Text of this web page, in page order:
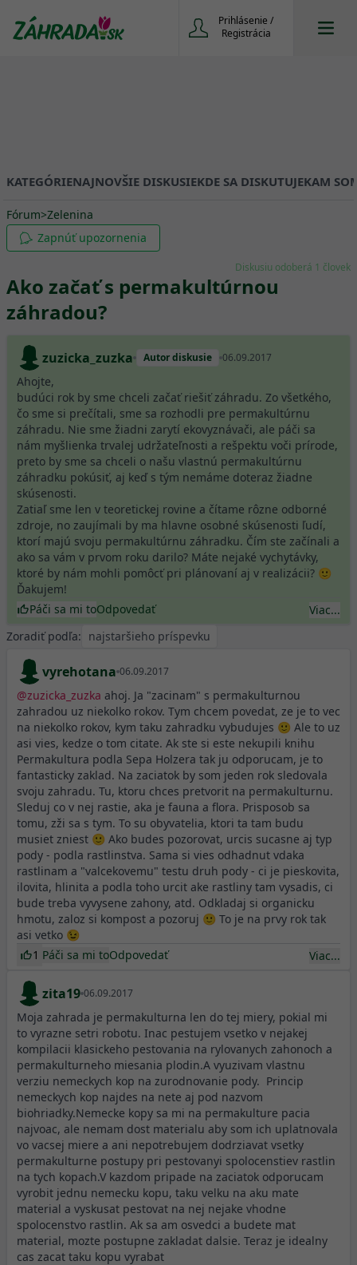
Prihlásenie /
Registrácia
KATEGÓRIENAJNOVŠIE DISKUSIEKDE SA DISKUTUJEKAM
Fórum>Zelenina
Zapnúť upozornenia
Diskusiu odoberá 1 človek
Ako začať s permakultúrnou
záhradou?
zuzicka_zuzka Autor diskusie 06.09.2017
Ahojte,
budúci rok by sme chceli začať riešiť záhradu. Zo všetkého,
čo sme si prečítali, sme sa rozhodli pre permakultúrnu
záhradu. Nie sme žiadni zarytí ekovyznávači, ale páči sa
nám myšlienka trvalej udržateľnosti a rešpektu voči prírode,
preto by sme sa chceli o našu vlastnú permakultúrnu
záhradku pokúsiť, aj keď s tým nemáme doteraz žiadne
skúsenosti.
Zatiaľ sme len v teoretickej rovine a čítame rôzne odborné
zdroje, no zaujímali by ma hlavne osobné skúsenosti ľudí,
ktorí majú svoju permakultúrnu záhradku. Čím ste začínali a
ako sa vám v prvom roku darilo? Máte nejaké vychytávky,
ktoré by nám mohli pomôcť pri plánovaní aj v realizácii? 🙂
Ďakujem!
Páči sa mi toOdpovedať
Viac...
Zoradiť podľa:
vyrehotana 06.09.2017
@zuzicka_zuzka ahoj. Ja "zacinam" s permakulturnou
zahradou uz niekolko rokov. Tym chcem povedat, ze je to vec
na niekolko rokov, kym taku zahradku vybudujes 🙂 Ale to uz
asi vies, kedze o tom citate. Ak ste si este nekupili knihu
Permakultura podla Sepa Holzera tak ju odporucam, je to
fantasticky zaklad. Na zaciatok by som jeden rok sledovala
svoju zahradu. Tu, ktoru chces pretvorit na permakulturnu.
Sleduj co v nej rastie, aka je fauna a flora. Prisposob sa
tomu, zži sa s tym. To su obyvatelia, ktori ta tam budu
musiet zniest 🙂 Ako budes pozorovat, urcis sucasne aj typ
pody - podla rastlinstva. Sama si vies odhadnut vdaka
rastlinam a "valcekovemu" testu druh pody - ci je pieskovita,
ilovita, hlinita a podla toho urcit ake rastliny tam vysadis, ci
bude treba vyvysene zahony, atd. Odkladaj si organicku
hmotu, zaloz si kompost a pozoruj 🙂 To je na prvy rok tak
asi vetko 😉
1 Páči sa mi toOdpovedať Viac...
zita19 06.09.2017
Moja zahrada je permakulturna len do tej miery, pokial mi
to vyrazne setri robotu. Inac pestujem vsetko v nejakej
kompilacii klasickeho pestovania na rylovanych zahonoch a
permakulturneho miesania plodin.A vyuzivam vlastnu
verziu nemeckych kop na zurodnovanie pody. Princip
nemeckych kop najdes na nete aj pod nazvom
biohriadky.Nemecke kopy sa mi na permakulture pacia
najvoac, ale nemam dost materialu aby som ich uplatnovala
vo vacsej miere a ani nepotrebujem dodrziavat vsetky
permakulturne postupy pri pestovanyi spolocenstiev rastlin
na tych kopach.V kazdom pripade na zaciatok odporucam
vyrobit jednu nemecku kopu, taku velku na aku mate
material a vyskusat pestovat na nej nejake vhodne
spolocenstvo rastlin. Ak sa am osvedci a budete mat
material, mozte postupne zakladat dalsie. Teraz je idealny
cas zacat taku kopu vyrabat